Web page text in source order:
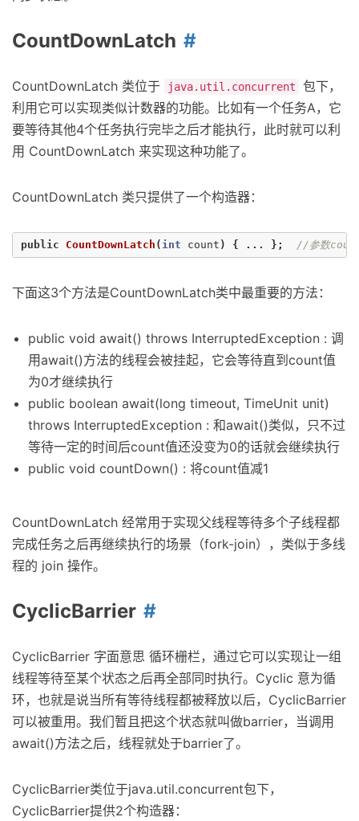
CountDownLatch
CountDownLatch 类位于 java.util.concurrent
包下，
利用它可以实现类似计数器的功能。比如有一个任务A，它
要等待其他4个任务执行完毕之后才能执行，此时就可以利
用 CountDownLatch 来实现这种功能了。
CountDownLatch 类只提供了一个构造器：
public CountDownLatch ( int count ) { ... }; //参数
下面这3个方法是CountDownLatch类中最重要的方法：
public void await() throws InterruptedException : 调
用await()方法的线程会被挂起，它会等待直到count值
为0才继续执行
public boolean await(long timeout, TimeUnit unit)
throws InterruptedException : 和await()类似，只不过
等待一定的时间后count值还没变为0的话就会继续执行
public void countDown() : 将count值减1
CountDownLatch 经常用于实现父线程等待多个子线程都
完成任务之后再继续执行的场景（fork-join），类似于多线
程的 join 操作。
CyclicBarrier
CyclicBarrier 字面意思 循环栅栏，通过它可以实现让一组
线程等待至某个状态之后再全部同时执行。Cyclic 意为循
环，也就是说当所有等待线程都被释放以后，CyclicBarrier
可以被重用。我们暂且把这个状态就叫做barrier，当调用
await()方法之后，线程就处于barrier了。
CyclicBarrier类位于java.util.concurrent包下，
CyclicBarrier提供2个构造器：